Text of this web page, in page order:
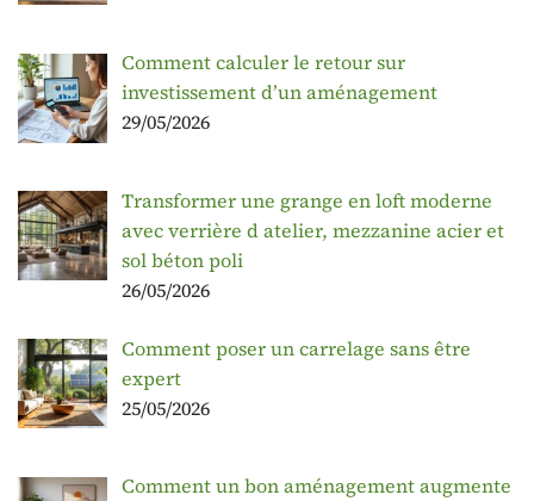
Comment calculer le retour sur
investissement d’un aménagement
29/05/2026
Transformer une grange en loft moderne
avec verrière d atelier, mezzanine acier et
sol béton poli
26/05/2026
Comment poser un carrelage sans être
expert
25/05/2026
Comment un bon aménagement augmente